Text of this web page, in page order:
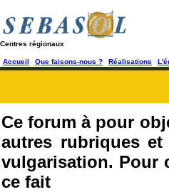
Centres régionaux
Accueil Que faisons-nous ? Réalisations
Ce forum à pour
autres rubriques
vulgarisation. Pour
ce fait